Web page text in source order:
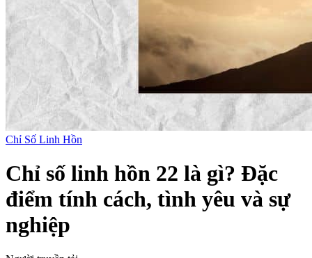
Chỉ Số Linh Hồn
Chỉ số linh hồn 22 là gì? Đặc
điểm tính cách, tình yêu và sự
nghiệp